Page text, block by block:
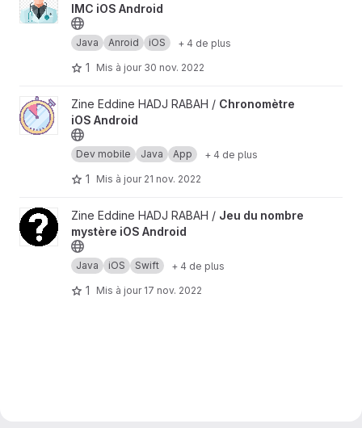
IMC iOS Android
Java Anroid iOS + 4 de plus
1 Mis à jour 30 nov. 2022
Afficher le projet Chronomètre iOS Android
Zine Eddine HADJ RABAH / Chronomètre
iOS Android
Dev mobile Java App + 4 de plus
1 Mis à jour 21 nov. 2022
Afficher le projet Jeu du nombre mystère iOS Android
Zine Eddine HADJ RABAH / Jeu du nombre
mystère iOS Android
Java iOS Swift + 4 de plus
1 Mis à jour 17 nov. 2022